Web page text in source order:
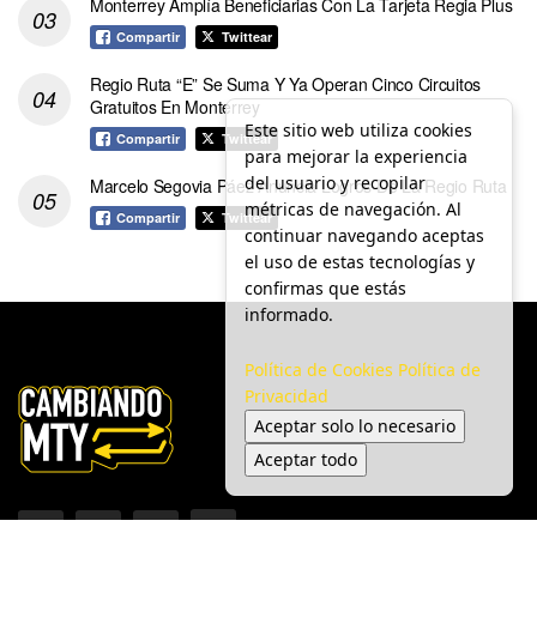
Compartir Twittear
Regio Ruta “E” Se Suma Y Ya Operan Cinco Circuitos
Gratuitos En Monterrey
Compartir Twittear
Marcelo Segovia Páez Anuncia Logros De La Regio Ruta
Compartir Twittear
Este sitio web utiliza cookies
para mejorar la experiencia
del usuario y recopilar
métricas de navegación. Al
continuar navegando aceptas
el uso de estas tecnologías y
confirmas que estás
informado.
Política de Cookies Política de
Privacidad
Aceptar solo lo necesario
Aceptar todo